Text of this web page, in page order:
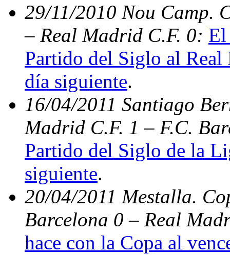
29/11/2010 Nou Camp.
– Real Madrid C.F. 0: El
Partido del Siglo al
día siguiente.
16/04/2011 Santiago
Madrid C.F. 1 – F.C.
Partido del Siglo de la
siguiente.
20/04/2011 Mestalla.
Barcelona 0 – Real
hace con la Copa al